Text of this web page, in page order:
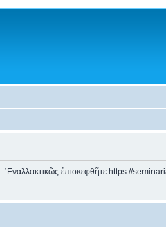
᾿Εναλλακτικῶς ἐπισκεφθῆτε